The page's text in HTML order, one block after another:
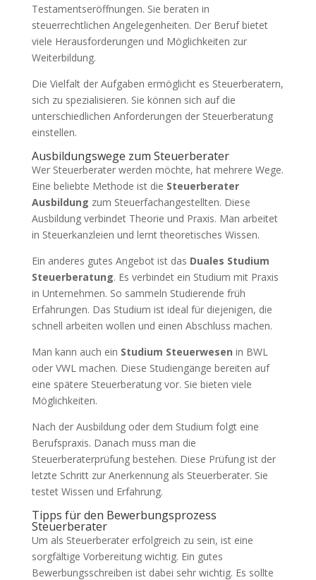
Testamentseröffnungen. Sie beraten in
steuerrechtlichen Angelegenheiten. Der Beruf bietet
viele Herausforderungen und Möglichkeiten zur
Weiterbildung.
Die Vielfalt der Aufgaben ermöglicht es Steuerberatern,
sich zu spezialisieren. Sie können sich auf die
unterschiedlichen Anforderungen der Steuerberatung
einstellen.
Ausbildungswege zum Steuerberater
Wer Steuerberater werden möchte, hat mehrere Wege.
Eine beliebte Methode ist die Steuerberater
Ausbildung zum Steuerfachangestellten. Diese
Ausbildung verbindet Theorie und Praxis. Man arbeitet
in Steuerkanzleien und lernt theoretisches Wissen.
Ein anderes gutes Angebot ist das Duales Studium
Steuerberatung. Es verbindet ein Studium mit Praxis
in Unternehmen. So sammeln Studierende früh
Erfahrungen. Das Studium ist ideal für diejenigen, die
schnell arbeiten wollen und einen Abschluss machen.
Man kann auch ein Studium Steuerwesen in BWL
oder VWL machen. Diese Studiengänge bereiten auf
eine spätere Steuerberatung vor. Sie bieten viele
Möglichkeiten.
Nach der Ausbildung oder dem Studium folgt eine
Berufspraxis. Danach muss man die
Steuerberaterprüfung bestehen. Diese Prüfung ist der
letzte Schritt zur Anerkennung als Steuerberater. Sie
testet Wissen und Erfahrung.
Tipps für den Bewerbungsprozess
Steuerberater
Um als Steuerberater erfolgreich zu sein, ist eine
sorgfältige Vorbereitung wichtig. Ein gutes
Bewerbungsschreiben ist dabei sehr wichtig. Es sollte